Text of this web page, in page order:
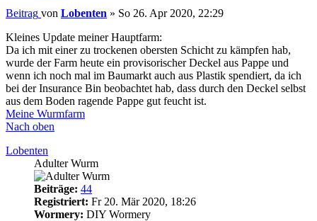
Beitrag von Lobenten » So 26. Apr 2020, 22:29
Kleines Update meiner Hauptfarm:
Da ich mit einer zu trockenen obersten Schicht zu kämpfen hab,
wurde der Farm heute ein provisorischer Deckel aus Pappe und
wenn ich noch mal im Baumarkt auch aus Plastik spendiert, da ich
bei der Insurance Bin beobachtet hab, dass durch den Deckel selbst
aus dem Boden ragende Pappe gut feucht ist.
Meine Wurmfarm
Nach oben
Lobenten
Adulter Wurm
Beiträge: 44
Registriert: Fr 20. Mär 2020, 18:26
Wormery: DIY Wormery